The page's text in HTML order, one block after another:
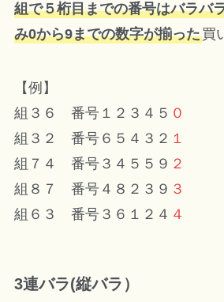
組で５桁目までの番号はバラバ
み0から9までの数字が揃った買
【例】
組３６ 番号１２３４５ ０
組３２ 番号６５４３２ １
組７４ 番号３４５５９ ２
組８７ 番号４８２３９ ３
組６３ 番号３６１２４ ４
3連バラ(縦バラ）